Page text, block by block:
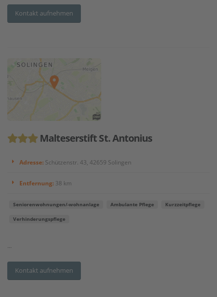
Kontakt aufnehmen
Malteserstift St. Antonius
Adresse: Schützenstr. 43, 42659 Solingen
Entfernung: 38 km
Seniorenwohnungen/-wohnanlage Ambulante Pflege Kurzzeitpflege
Verhinderungspflege
...
Kontakt aufnehmen